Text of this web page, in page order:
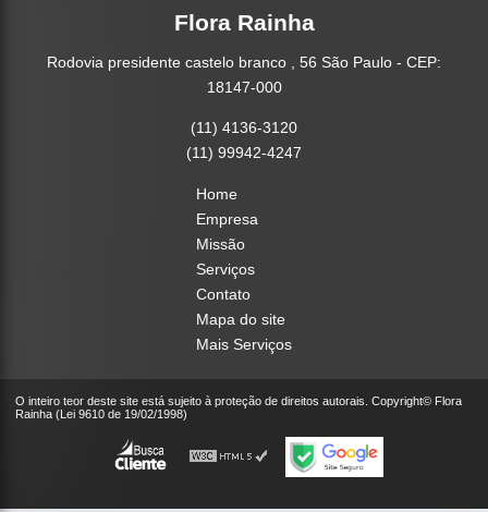
Flora Rainha
Rodovia presidente castelo branco , 56 São Paulo - CEP:
18147-000
(11) 4136-3120
(11) 99942-4247
Home
Empresa
Missão
Serviços
Contato
Mapa do site
Mais Serviços
O inteiro teor deste site está sujeito à proteção de direitos autorais. Copyright© Flora
Rainha (Lei 9610 de 19/02/1998)